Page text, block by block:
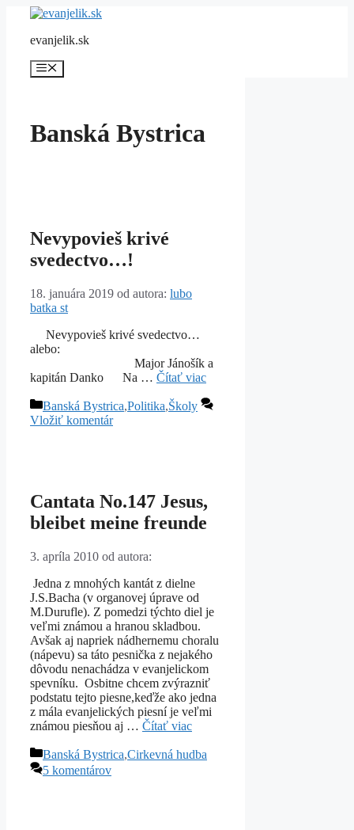
Preskočiť
obsahevanjelik.sk
Menu
Banská Bystrica
Nevypovieš krivé
svedectvo…!
18. januára 2019 od autora: lubo
batka st
Nevypovieš krivé svedectvo…
alebo:
Major Jánošík a
kapitán Danko Na … Čítať viac
Kategórie
Banská Bystrica,Politika,Školy
Vložiť komentár
Cantata No.147 Jesus,
bleibet meine freunde
3. apríla 2010 od autora:
Jedna z mnohých kantát z dielne
J.S.Bacha (v organovej úprave od
M.Durufle). Z pomedzi týchto diel je
veľmi známou a hranou skladbou.
Avšak aj napriek nádhernemu choralu
(nápevu) sa táto pesnička z nejakého
dôvodu nenachádza v evanjelickom
spevníku. Osbitne chcem zvýrazniť
podstatu tejto piesne,keďže ako jedna
z mála evanjelických piesní je veľmi
známou piesňou aj … Čítať viac
Kategórie
Banská Bystrica,Cirkevná hudba
5 komentárov